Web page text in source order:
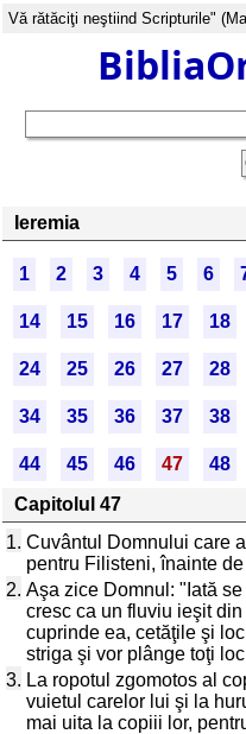
Vă rătăciţi neştiind Scripturile"
Ieremia
1 2 3 4 5 6
14 15 16 17 18
24 25 26 27 28
34 35 36 37 38
44 45 46 47 48
Capitolul 47
1. Cuvântul Domnului care
pentru Filisteni, înainte
2. Aşa zice Domnul: "Iată
cresc ca un fluviu ieşit
cuprinde ea, cetăţile şi
striga şi vor plânge toţi
3. La ropotul zgomotos al
vuietul carelor lui şi la
mai uita la copiii lor,